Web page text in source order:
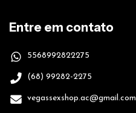
Entre em contato
5568992822275
(68) 99282-2275
vegassexshop.ac@gmail.com